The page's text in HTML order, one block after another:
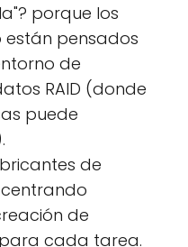
porque los
están pensados
de
RAID (donde
puede
de
de
cada tarea.